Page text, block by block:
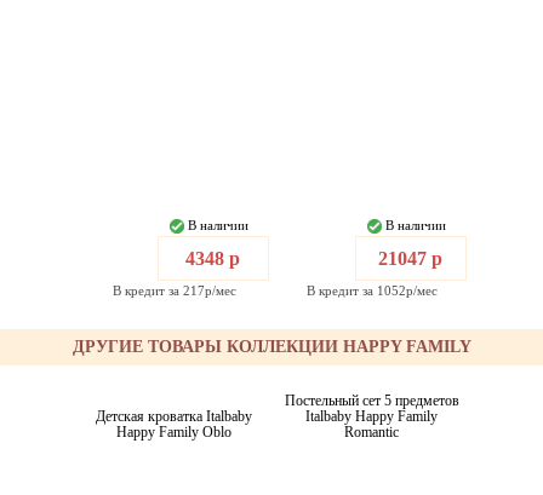
В наличии
4348 р
В кредит за 217р/мес
В наличии
21047 р
В кредит за 1052р/мес
ДРУГИЕ ТОВАРЫ КОЛЛЕКЦИИ HAPPY FAMILY
Детская кроватка Italbaby
Happy Family Oblo
Постельный сет 5 предметов
Italbaby Happy Family
Romantic